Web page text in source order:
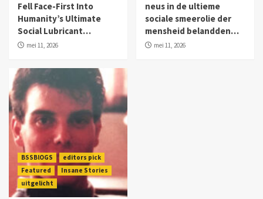
Fell Face-First Into
Humanity’s Ultimate
Social Lubricant…
mei 11, 2026
neus in de ultieme
sociale smeerolie der
mensheid belandden…
mei 11, 2026
BSSBlOGS
editors pick
Featured
Insane Stories
uitgelicht